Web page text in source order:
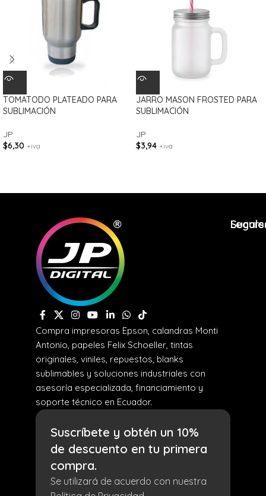
TOMATODO PLATEADO PARA
SUBLIMACIÓN
JP
$6,30 +iva
JARRO MASON FROSTED PARA
SUBLIMACIÓN
JP
$3,94 +iva
Compra impresoras Epson, calandras Monti
Antonio, papeles Felix Schoeller, tintas
originales, viniles, repuestos, blanks
sublimables y soluciones industriales con
asesoría especializada, financiamiento y
soporte técnico en Ecuador.
Suscríbete y obtén un 10%
de descuento en tu primera
compra.
Se utilizará de acuerdo con nuestra